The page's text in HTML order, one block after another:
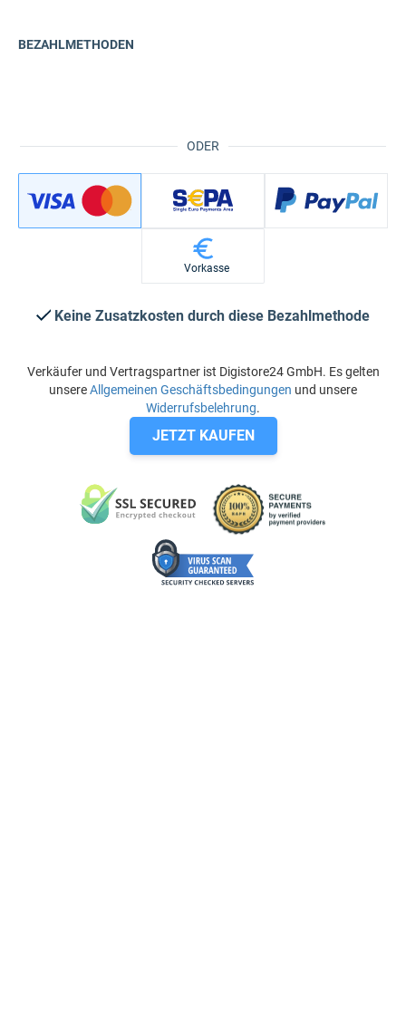
ODER
BEZAHLMETHODEN
Vorkasse
Keine Zusatzkosten durch diese Bezahlmethode
Verkäufer und Vertragspartner ist Digistore24 GmbH. Es gelten
unsereAllgemeinen Geschäftsbedingungen und unsere
Widerrufsbelehrung.
JETZT KAUFEN